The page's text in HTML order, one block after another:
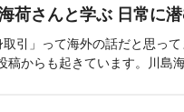
荷さんと学ぶ 日常に
取引」って海外の話だと思っ
稿からも起きています。川島